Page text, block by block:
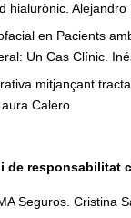
hialurònic. Alejandro
en Pacients
Un Cas Clínic.
mitjançant
Calero
de responsabilitat
Seguros. Cristina